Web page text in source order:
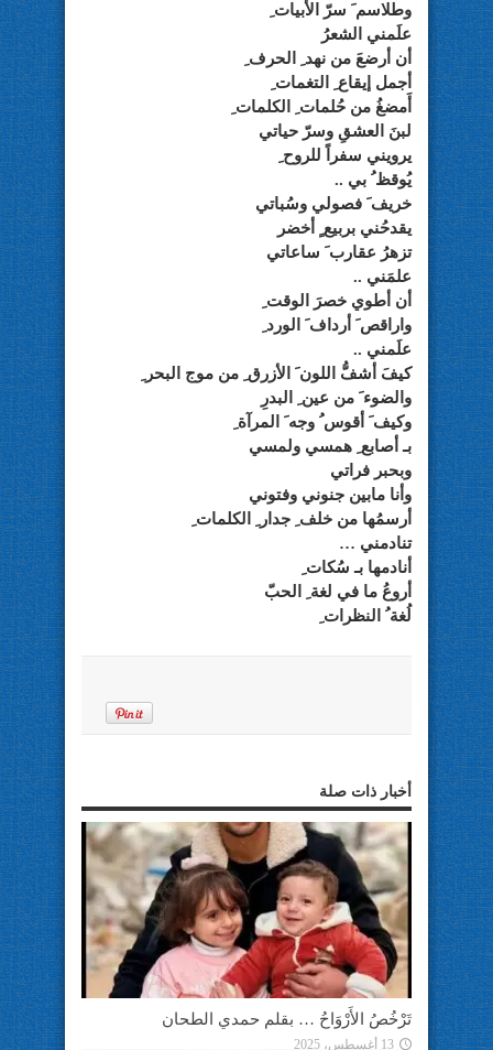
وطلاسم َ سرّ الأبيات ِ
علَمني الشعرُ
أن أرضعَ من نهد ِ الحرف ِ
أجمل إيقاع ِ التغمات ِ
أَمضغُ من حُلمات ِ الكلمات ِ
لبنَ العشقِ وسرّ حياتي
يرويني سفراً للروح ِ
يُوقظ ُ بي ..
خريف َ فصولي وسُباتي
يقدحُني بربيع ٍ أخضر
تزهرُ عقارب َ ساعاتي
علمَني ..
أن أطوي خصرَ الوقت ِ
واراقص َ أرداف َ الورد ِ
علَمني ..
كيفَ أشفُّ اللون َ الأزرق ِ من موج البحر ِ
والضوء َ من عين ِ البدرِ
وكيف َ أقوس ُ وجه َ المرآة ِ
بـ أصابع ِ همسي ولمسي
وبحبر فراتي
وأنا مابين جنوني وفتوني
أرسمُها من خلف ِ جدار ِ الكلمات ِ
تنادمني …
أنادمها بـ سُكات ِ
أروعُ ما في لغة ِ الحبّ
لُغة ُ النظرات ِ
أخبار ذات صلة
تَرْخُصُ الأَرْوَاحُ … بقلم حمدي الطحان
13 أغسطس، 2025